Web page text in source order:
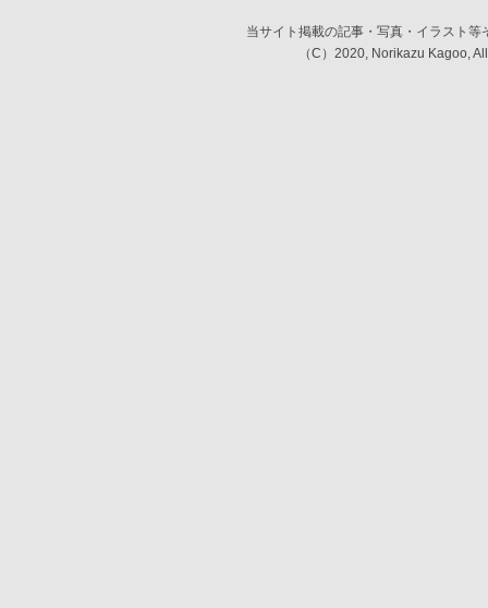
当サイト掲載の記事・写真・イラスト
（C）2020, Norikazu Kagoo,